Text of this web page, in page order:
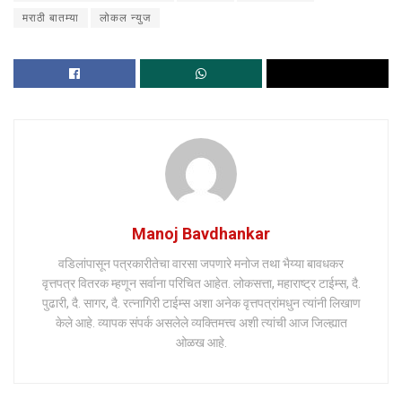
मराठी बातम्या लोकल न्युज
Manoj Bavdhankar
वडिलांपासून पत्रकारीतेचा वारसा जपणारे मनोज तथा भैय्या बावधकर
वृत्तपत्र वितरक म्हणून सर्वाना परिचित आहेत. लोकसत्ता, महाराष्ट्र टाईम्स, दै.
पुढारी, दै. सागर, दै. रत्नागिरी टाईम्स अशा अनेक वृत्तपत्रांमधुन त्यांनी लिखाण
केले आहे. व्यापक संपर्क असलेले व्यक्तिमत्त्व अशी त्यांची आज जिल्ह्यात
ओळख आहे.